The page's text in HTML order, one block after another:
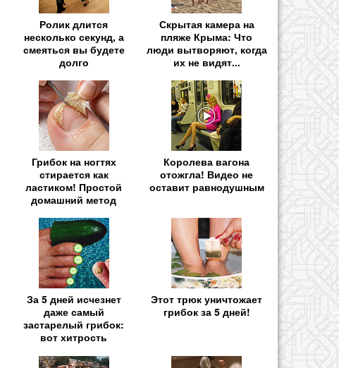
Ролик длится
несколько секунд, а
смеяться вы будете
долго
Скрытая камера на
пляже Крыма: Что
люди вытворяют, когда
их не видят...
Грибок на ногтях
стирается как
ластиком! Простой
домашний метод
Королева вагона
отожгла! Видео не
оставит равнодушным
За 5 дней исчезнет
даже самый
застарелый грибок:
вот хитрость
Этот трюк уничтожает
грибок за 5 дней!